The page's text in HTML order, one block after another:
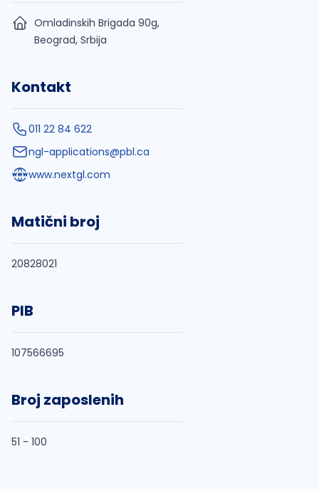
Omladinskih Brigada 90g,
Beograd, Srbija
Kontakt
011 22 84 622
ngl-applications@pbl.ca
www.nextgl.com
Matični broj
20828021
PIB
107566695
Broj zaposlenih
51 - 100